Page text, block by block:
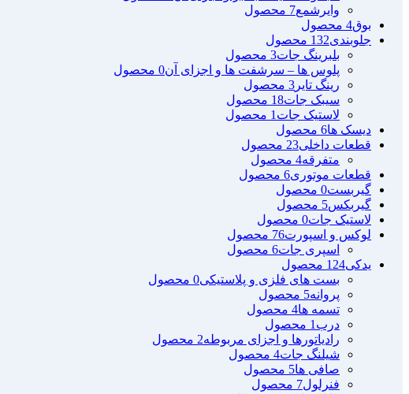
وایرشمع7 محصول
بوق4 محصول
جلوبندی132 محصول
بلبرینگ جات3 محصول
پلوس ها – سرشفت ها و اجزای آن0 محصول
رینگ تایر 3 محصول
سیبک جات18 محصول
لاستیک جات 1 محصول
دیسک ها6 محصول
قطعات داخلی23 محصول
متفرقه4 محصول
قطعات موتوری6 محصول
گیربست0 محصول
گیربکس5 محصول
لاستیک جات0 محصول
لوکس و اسپورت76 محصول
اسپری جات6 محصول
یدکی124 محصول
بست های فلزی و پلاستیکی0 محصول
پروانه5 محصول
تسمه ها4 محصول
درب 1 محصول
رادیاتورها و اجزای مربوطه2 محصول
شیلنگ جات4 محصول
صافی ها5 محصول
فنرلول7 محصول